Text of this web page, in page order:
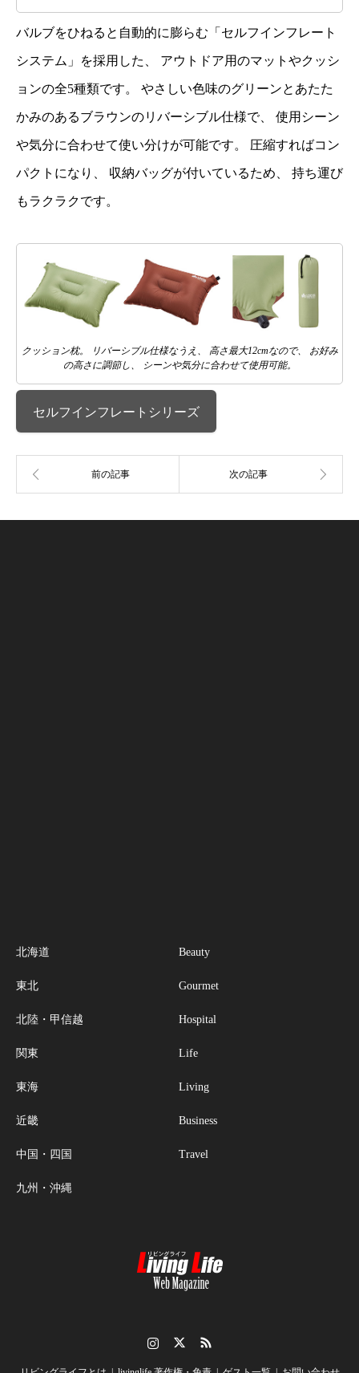
バルブをひねると自動的に膨らむ「セルフインフレート
システム」を採用した、 アウトドア用のマットやクッシ
ョンの全5種類です。 やさしい色味のグリーンとあたた
かみのあるブラウンのリバーシブル仕様で、 使用シーン
や気分に合わせて使い分けが可能です。 圧縮すればコン
パクトになり、 収納バッグが付いているため、 持ち運び
もラクラクです。
クッション枕。 リバーシブル仕様なうえ、 高さ最大12cmなので、 お好み
の高さに調節し、 シーンや気分に合わせて使用可能。
セルフインフレートシリーズ
北海道
東北
北陸・甲信越
関東
東海
近畿
中国・四国
九州・沖縄
Beauty
Gourmet
Hospital
Life
Living
Business
Travel